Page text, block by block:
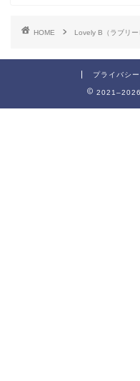
HOME Lovely B（ラブリ
プライバシ